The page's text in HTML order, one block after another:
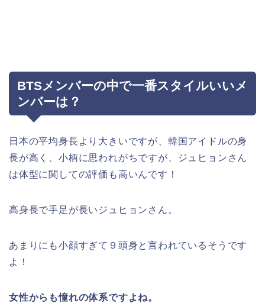
BTSメンバーの中で一番スタイルいいメ
ンバーは？
日本の平均身長より大きいですが、韓国アイドルの身
長が高く、小柄に思われがちですが、ジュヒョンさん
は体型に関しての評価も高いんです！
高身長で手足が長いジュヒョンさん。
あまりにも小顔すぎて９頭身と言われているそうです
よ！
女性からも憧れの体系ですよね。